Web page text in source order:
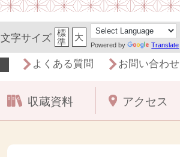
文字サイズ 標
準
大
Powered by Translate
よくある質問 お問い合わせ
収蔵資料 アクセス